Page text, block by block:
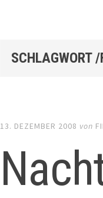
SCHLAGWORT
13. DEZEMBER 2008 von